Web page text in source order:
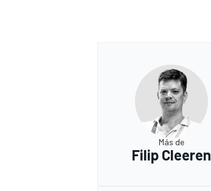
Más de
Filip Cleeren